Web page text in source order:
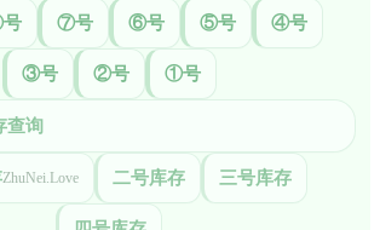
⑦号 ⑥号 ⑤号 ④号
③号 ②号 ①号
查询
ZhuNei.Love 二号库存 三号库存